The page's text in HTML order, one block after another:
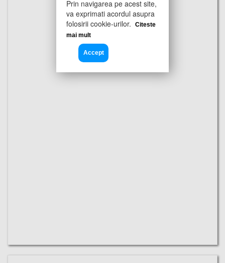
Prin navigarea pe acest site,
va exprimati acordul asupra
folosirii cookie-urilor.
Citeste
mai mult
Accept